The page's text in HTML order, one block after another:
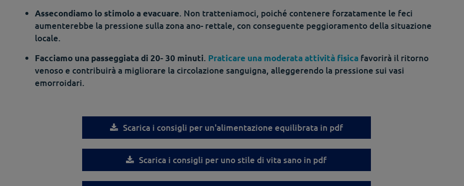
Assecondiamo lo stimolo a evacuare. Non tratteniamoci, poiché contenere forzatamente le feci
aumenterebbe la pressione sulla zona ano- rettale, con conseguente peggioramento della situazione
locale.
Facciamo una passeggiata di 20- 30 minuti. Praticare una moderata attività fisica favorirà il ritorno
venoso e contribuirà a migliorare la circolazione sanguigna, alleggerendo la pressione sui vasi
emorroidari.
Scarica i consigli per un'alimentazione equilibrata in pdf
Scarica i consigli per uno stile di vita sano in pdf